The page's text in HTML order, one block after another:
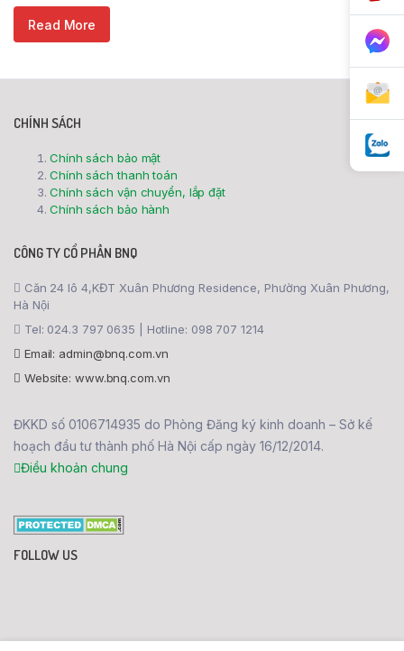
Read More
CHÍNH SÁCH
Chính sách bảo mật
Chính sách thanh toán
Chính sách vận chuyển, lắp đặt
Chính sách bảo hành
CÔNG TY CỔ PHẦN BNQ
Căn 24 lô 4,KĐT Xuân Phương Residence, Phường Xuân Phương,
Hà Nội
Tel: 024.3 797 0635 | Hotline: 098 707 1214
Email: admin@bnq.com.vn
Website: www.bnq.com.vn
ĐKKD số 0106714935 do Phòng Đăng ký kinh doanh – Sở kế
hoạch đầu tư thành phố Hà Nội cấp ngày 16/12/2014.
Điều khoản chung
FOLLOW US